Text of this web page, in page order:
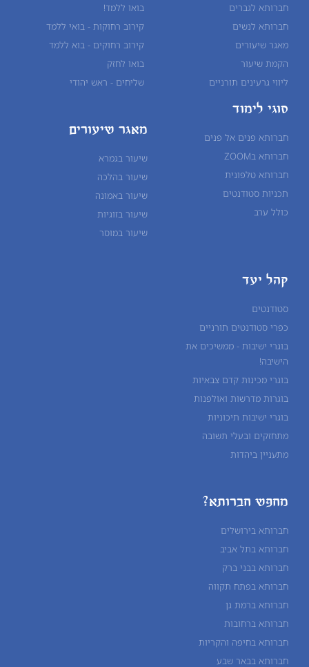
חברותא לגברים
חברותא לנשים
מאגר שיעורים
הקמת שיעור
ליווי גרעינים תורניים
בואו ללמד!
קירוב רחוקות - בואי ללמד
קירוב רחוקים - בוא ללמד
בואו לחזק
שליחים - ראש יהודי
סוגי לימוד
חברותא פנים אל פנים
חברותא בZOOM
חברותא טלפונית
תכניות סטודנטים
כולל ערב
מאגר שיעורים
שיעור בגמרא
שיעור בהלכה
שיעור באמונה
שיעור בזוגיות
שיעור במוסר
קהל יעד
סטודנטים
כפרי סטודנטים תורניים
בוגרי ישיבות - ממשיכים את
הישיבה!
בוגרי מכינות קדם צבאיות
בוגרות מדרשות ואולפנות
בוגרי ישיבות תיכוניות
מתחזקים ובעלי תשובה
מתעניין ביהדות
מחפש חברותא?
חברותא בירושלים
חברותא בתל אביב
חברותא בבני ברק
חברותא בפתח תקווה
חברותא ברמת גן
חברותא ברחובות
חברותא בחיפה והקריות
חברותא בבאר שבע